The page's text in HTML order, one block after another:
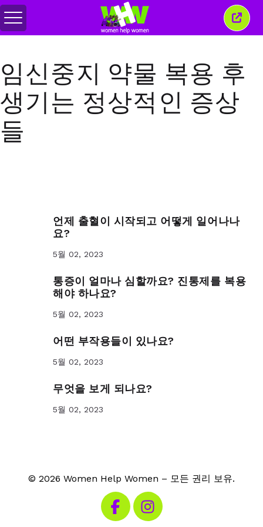
메
뉴
이
창
임신중지 약물 복용 후
생기는 정상적인 증상
들
언제 출혈이 시작되고 어떻게 일어나나
요?
5월 02, 2023
통증이 얼마나 심할까요? 진통제를 복용
해야 하나요?
5월 02, 2023
어떤 부작용들이 있나요?
5월 02, 2023
무엇을 보게 되나요?
5월 02, 2023
© 2026 Women Help Women – 모든 권리 보유.
페이스북 방문하기
인스타그램 방문하기